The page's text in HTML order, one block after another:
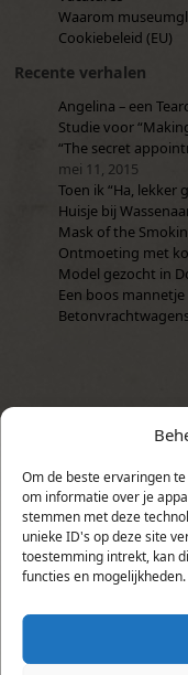
Om de beste ervaringen
om informatie over je
stemmen met deze
unieke ID's op deze site
toestemming intrekt, kan
functies en mogelijkheden.
Waarom
Cookiebeleid (EU)
Recente verhalen
Angelina – een
Studie voor
“The secret
mei 11, 2015
Toen ik “Ha, lekker
Huisje bij
Mask of the
Ontmoeting met
Model gezocht in
Een boos